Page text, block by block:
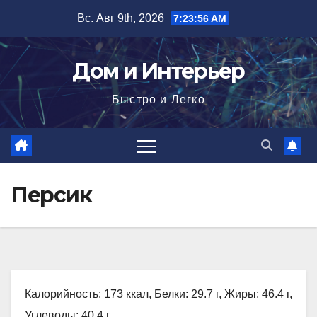
содержимому
Вс. Авг 9th, 2026 7:23:57 AM
Дом и Интерьер
Быстро и Легко
Персик
Калорийность: 173 ккал, Белки: 29.7 г, Жиры: 46.4 г,